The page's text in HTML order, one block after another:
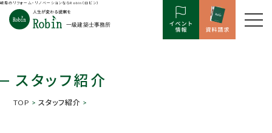
岐阜のリフォーム・リノベーションならRobin（ロビン）
スタッフ紹介
TOP > スタッフ紹介 >